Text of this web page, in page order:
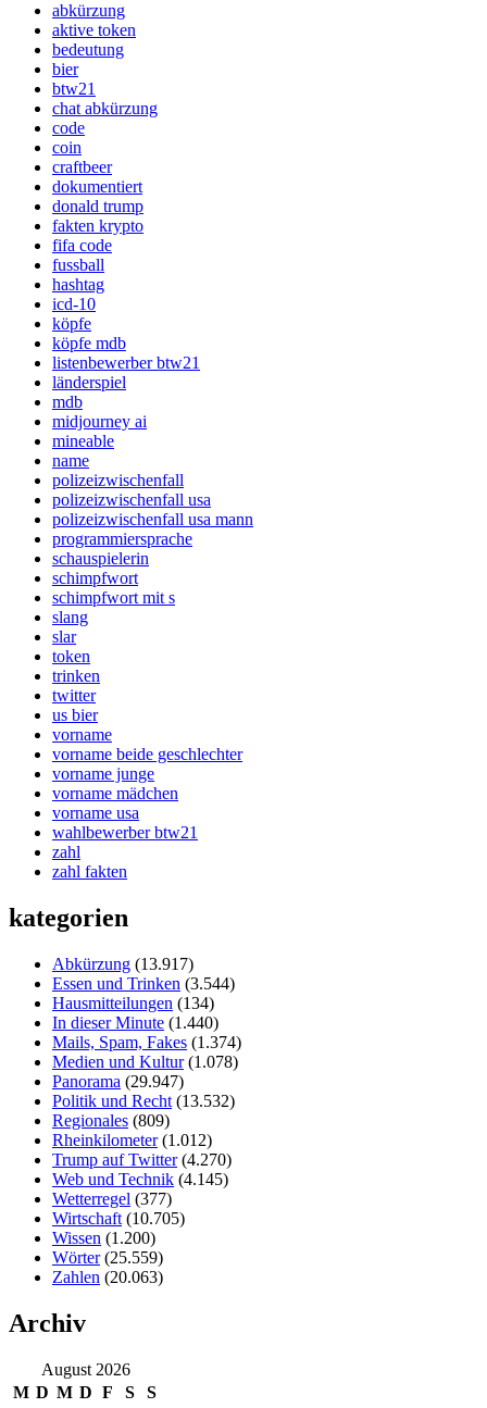
abkürzung
aktive token
bedeutung
bier
btw21
chat abkürzung
code
coin
craftbeer
dokumentiert
donald trump
fakten krypto
fifa code
fussball
hashtag
icd-10
köpfe
köpfe mdb
listenbewerber btw21
länderspiel
mdb
midjourney ai
mineable
name
polizeizwischenfall
polizeizwischenfall usa
polizeizwischenfall usa mann
programmiersprache
schauspielerin
schimpfwort
schimpfwort mit s
slang
slar
token
trinken
twitter
us bier
vorname
vorname beide geschlechter
vorname junge
vorname mädchen
vorname usa
wahlbewerber btw21
zahl
zahl fakten
kategorien
Abkürzung (13.917)
Essen und Trinken (3.544)
Hausmitteilungen (134)
In dieser Minute (1.440)
Mails, Spam, Fakes (1.374)
Medien und Kultur(1.078)
Panorama (29.947)
Politik und Recht (13.532)
Regionales (809)
Rheinkilometer(1.012)
Trump auf Twitter(4.270)
Web und Technik (4.145)
Wetterregel (377)
Wirtschaft (10.705)
Wissen (1.200)
Wörter(25.559)
Zahlen (20.063)
Archiv
August 2026
M D M D F S
S